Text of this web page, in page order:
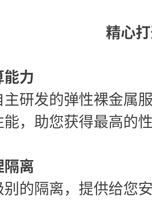
精心
力
研发的弹性裸金属
，助您获得最高的
离
的隔离，提供给您